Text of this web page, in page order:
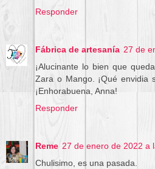
Responder
Fábrica de artesanía 27 de
¡Alucinante lo bien que
Zara o Mango. ¡Qué envidia
¡Enhorabuena, Anna!
Responder
Reme 27 de enero de 2022 a
Chulisimo, es una pasada.